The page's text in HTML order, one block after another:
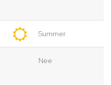
Summer
Nee